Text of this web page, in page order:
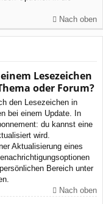
Nach oben
Lesezeichen
oder Forum?
den Lesezeichen in
bei einem Update. In
du kannst eine
wird.
Aktualisierung eines
Bereich unter
Nach oben